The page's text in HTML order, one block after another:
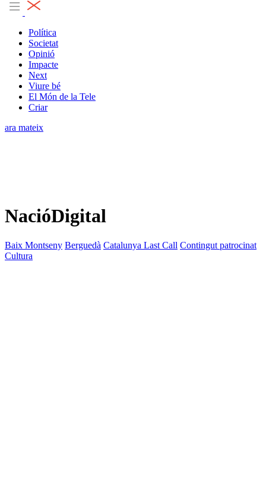
Política
Societat
Opinió
Impacte
Next
Viure bé
El Món de la Tele
Criar
ara mateix
NacióDigital
Baix Montseny Berguedà Catalunya Last Call Contingut patrocinat
Cultura